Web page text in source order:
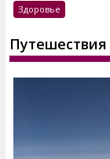
Здоровье
Путешествия